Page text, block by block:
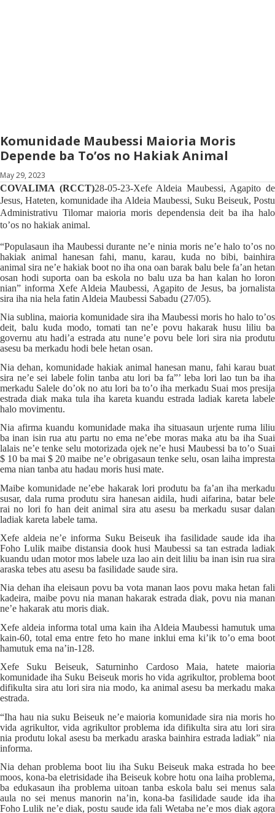
Komunidade Maubessi Maioria Moris
Depende ba To’os no Hakiak Animal
May 29, 2023
COVALIMA (RCCT)28-05-23-Xefe Aldeia Maubessi, Agapito de
Jesus, Hateten, komunidade iha Aldeia Maubessi, Suku Beiseuk, Postu
Administrativu Tilomar maioria moris dependensia deit ba iha halo
to’os no hakiak animal.
“Populasaun iha Maubessi durante ne’e ninia moris ne’e halo to’os no
hakiak animal hanesan fahi, manu, karau, kuda no bibi, bainhira
animal sira ne’e hakiak boot no iha ona oan barak balu bele fa’an hetan
osan hodi suporta oan ba eskola no balu uza ba han kalan ho loron
nian” informa Xefe Aldeia Maubessi, Agapito de Jesus, ba jornalista
sira iha nia hela fatin Aldeia Maubessi Sabadu (27/05).
Nia sublina, maioria komunidade sira iha Maubessi moris ho halo to’os
deit, balu kuda modo, tomati tan ne’e povu hakarak husu liliu ba
governu atu hadi’a estrada atu nune’e povu bele lori sira nia produtu
asesu ba merkadu hodi bele hetan osan.
Nia dehan, komunidade hakiak animal hanesan manu, fahi karau buat
sira ne’e sei labele folin tanba atu lori ba fa”’ leba lori lao tun ba iha
merkadu Salele do’ok no atu lori ba to’o iha merkadu Suai mos presija
estrada diak maka tula iha kareta kuandu estrada ladiak kareta labele
halo movimentu.
Nia afirma kuandu komunidade maka iha situasaun urjente ruma liliu
ba inan isin rua atu partu no ema ne’ebe moras maka atu ba iha Suai
lalais ne’e tenke selu motorizada ojek ne’e husi Maubessi ba to’o Suai
$ 10 ba mai $ 20 maibe ne’e obrigasaun tenke selu, osan laiha impresta
ema nian tanba atu hadau moris husi mate.
Maibe komunidade ne’ebe hakarak lori produtu ba fa’an iha merkadu
susar, dala ruma produtu sira hanesan aidila, hudi aifarina, batar bele
rai no lori fo han deit animal sira atu asesu ba merkadu susar dalan
ladiak kareta labele tama.
Xefe aldeia ne’e informa Suku Beiseuk iha fasilidade saude ida iha
Foho Lulik maibe distansia dook husi Maubessi sa tan estrada ladiak
kuandu udan motor mos labele uza lao ain deit liliu ba inan isin rua sira
araska tebes atu asesu ba fasilidade saude sira.
Nia dehan iha eleisaun povu ba vota manan laos povu maka hetan fali
kadeira, maibe povu nia manan hakarak estrada diak, povu nia manan
ne’e hakarak atu moris diak.
Xefe aldeia informa total uma kain iha Aldeia Maubessi hamutuk uma
kain-60, total ema entre feto ho mane inklui ema ki’ik to’o ema boot
hamutuk ema na’in-128.
Xefe Suku Beiseuk, Saturninho Cardoso Maia, hatete maioria
komunidade iha Suku Beiseuk moris ho vida agrikultor, problema boot
difikulta sira atu lori sira nia modo, ka animal asesu ba merkadu maka
estrada.
“Iha hau nia suku Beiseuk ne’e maioria komunidade sira nia moris ho
vida agrikultor, vida agrikultor problema ida difikulta sira atu lori sira
nia produtu lokal asesu ba merkadu araska bainhira estrada ladiak” nia
informa.
Nia dehan problema boot liu iha Suku Beiseuk maka estrada ho bee
moos, kona-ba eletrisidade iha Beiseuk kobre hotu ona laiha problema,
ba edukasaun iha problema uitoan tanba eskola balu sei menus sala
aula no sei menus manorin na’in, kona-ba fasilidade saude ida iha
Foho Lulik ne’e diak, postu saude ida fali Wetaba ne’e mos diak agora